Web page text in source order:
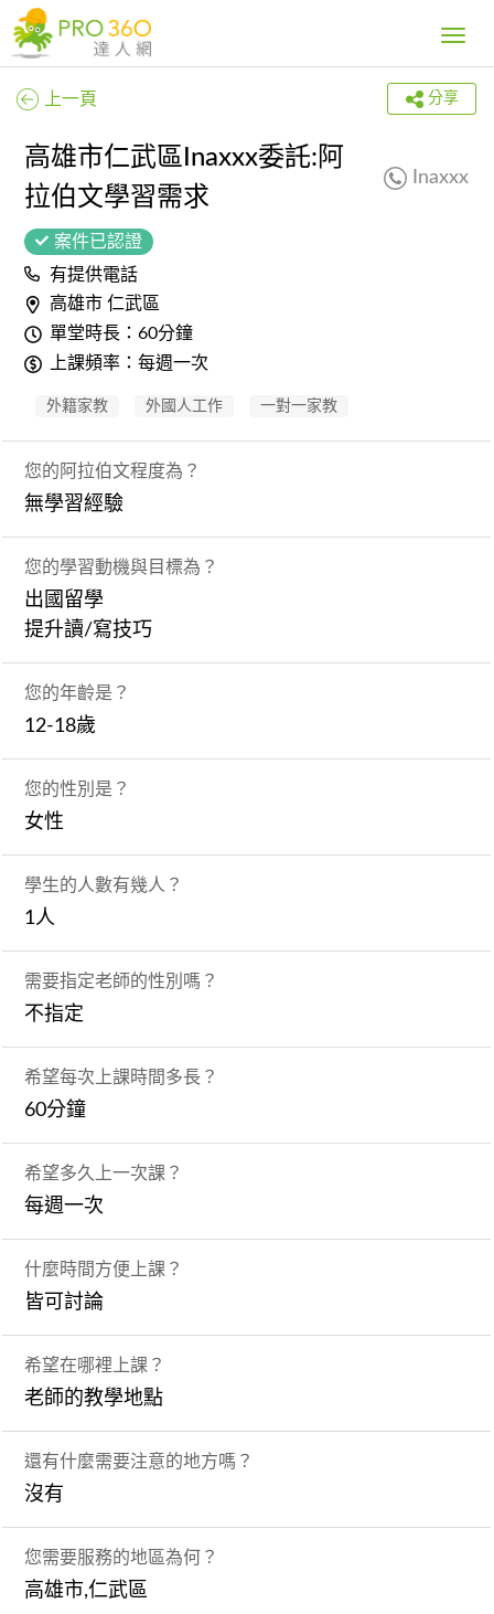
Toggle
上一頁 分享
高雄市仁武區Inaxxx委託:阿
拉伯文學習需求
Inaxxx
案件已認證
有提供電話
高雄市 仁武區
單堂時長：60分鐘
上課頻率：每週一次
外籍家教 外國人工作 一對一家教
您的阿拉伯文程度為？
無學習經驗
您的學習動機與目標為？
出國留學
提升讀/寫技巧
您的年齡是？
12-18歲
您的性別是？
女性
學生的人數有幾人？
1人
需要指定老師的性別嗎？
不指定
希望每次上課時間多長？
60分鐘
希望多久上一次課？
每週一次
什麼時間方便上課？
皆可討論
希望在哪裡上課？
老師的教學地點
還有什麼需要注意的地方嗎？
沒有
您需要服務的地區為何？
高雄市,仁武區